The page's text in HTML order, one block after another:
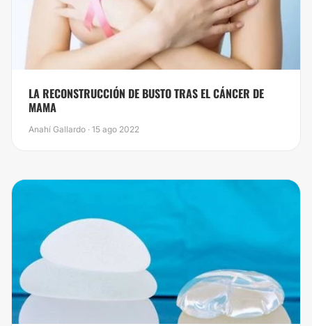
LA RECONSTRUCCIÓN DE BUSTO TRAS EL CÁNCER DE
MAMA
Anahí Gallardo · 15 ago 2022